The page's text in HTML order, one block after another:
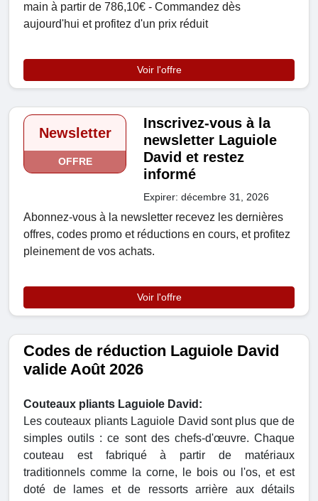
main à partir de 786,10€ - Commandez dès
aujourd'hui et profitez d'un prix réduit
Voir l'offre
Newsletter
OFFRE
Inscrivez-vous à la
newsletter Laguiole
David et restez
informé
Expirer: décembre 31, 2026
Abonnez-vous à la newsletter recevez les dernières
offres, codes promo et réductions en cours, et profitez
pleinement de vos achats.
Voir l'offre
Codes de réduction Laguiole David
valide Août 2026
Couteaux pliants Laguiole David:
Les couteaux pliants Laguiole David sont plus que de
simples outils : ce sont des chefs-d'œuvre. Chaque
couteau est fabriqué à partir de matériaux
traditionnels comme la corne, le bois ou l'os, et est
doté de lames et de ressorts arrière aux détails